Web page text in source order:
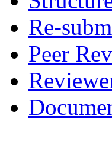
Re-
Peer